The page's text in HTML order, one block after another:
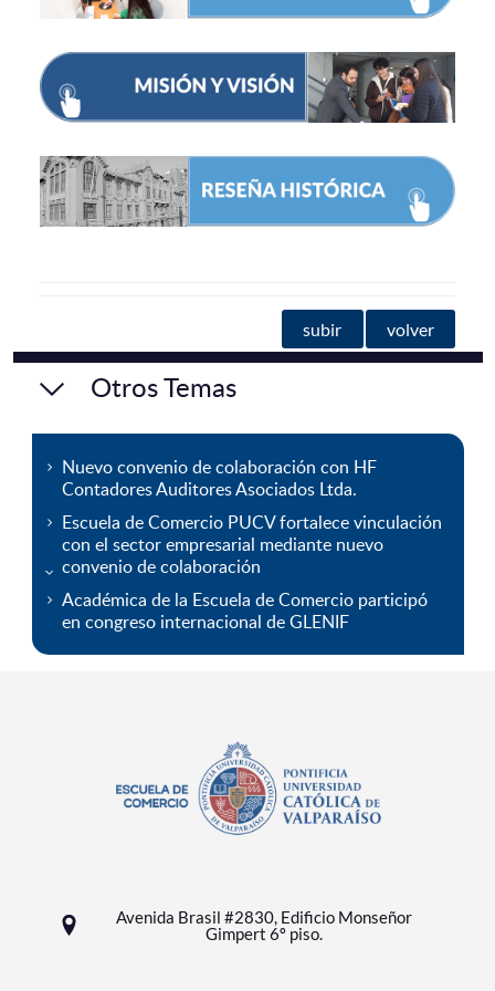
subir volver
Otros Temas
Nuevo convenio de colaboración con HF
Contadores Auditores Asociados Ltda.
Escuela de Comercio PUCV fortalece vinculación
con el sector empresarial mediante nuevo
convenio de colaboración
Académica de la Escuela de Comercio participó
en congreso internacional de GLENIF
Avenida Brasil #2830, Edificio Monseñor
Gimpert 6º piso.